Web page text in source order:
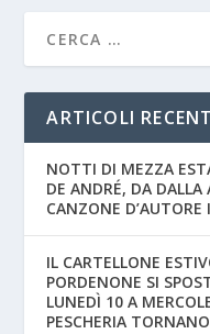
ARTICOLI
NOTTI DI MEZZA
DE ANDRÉ, DA
CANZONE
IL CARTELLONE
PORDENONE SI
LUNEDÌ 10 A
PESCHERIA